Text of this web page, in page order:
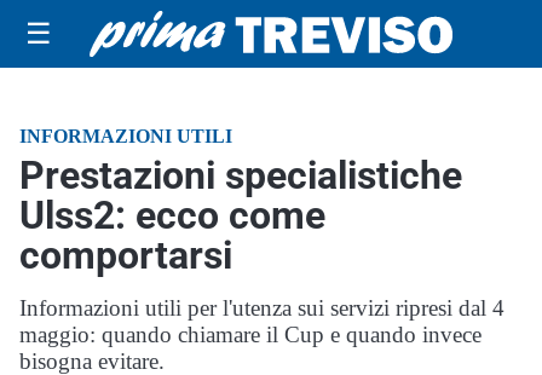
☰
INFORMAZIONI UTILI
Prestazioni specialistiche
Ulss2: ecco come
comportarsi
Informazioni utili per l'utenza sui servizi ripresi dal 4
maggio: quando chiamare il Cup e quando invece
bisogna evitare.